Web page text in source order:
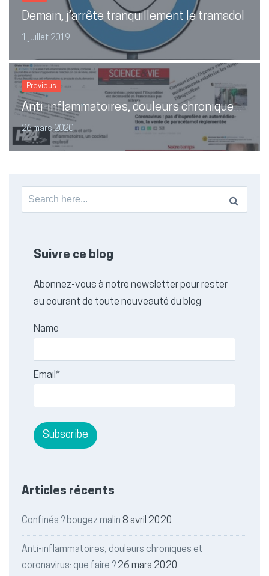
Demain, j’arrête tranquillement le tramadol
1 juillet 2019
Previous
Anti-inflammatoires, douleurs chroniques et coronavirus: que faire ?
26 mars 2020
Search
for:
Suivre ce blog
Abonnez-vous à notre newsletter pour rester
au courant de toute nouveauté du blog
Name
Email*
Articles récents
Confinés ? bougez malin 8 avril 2020
Anti-inflammatoires, douleurs chroniques et
coronavirus: que faire ?26 mars 2020